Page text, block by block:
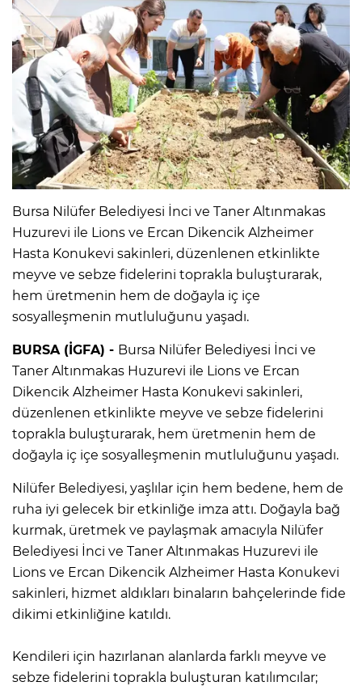
Bursa Nilüfer Belediyesi İnci ve Taner Altınmakas
Huzurevi ile Lions ve Ercan Dikencik Alzheimer
Hasta Konukevi sakinleri, düzenlenen etkinlikte
meyve ve sebze fidelerini toprakla buluşturarak,
hem üretmenin hem de doğayla iç içe
sosyalleşmenin mutluluğunu yaşadı.
BURSA (İGFA) - Bursa Nilüfer Belediyesi İnci ve
Taner Altınmakas Huzurevi ile Lions ve Ercan
Dikencik Alzheimer Hasta Konukevi sakinleri,
düzenlenen etkinlikte meyve ve sebze fidelerini
toprakla buluşturarak, hem üretmenin hem de
doğayla iç içe sosyalleşmenin mutluluğunu yaşadı.
Nilüfer Belediyesi, yaşlılar için hem bedene, hem de
ruha iyi gelecek bir etkinliğe imza attı. Doğayla bağ
kurmak, üretmek ve paylaşmak amacıyla Nilüfer
Belediyesi İnci ve Taner Altınmakas Huzurevi ile
Lions ve Ercan Dikencik Alzheimer Hasta Konukevi
sakinleri, hizmet aldıkları binaların bahçelerinde fide
dikimi etkinliğine katıldı.
Kendileri için hazırlanan alanlarda farklı meyve ve
sebze fidelerini toprakla buluşturan katılımcılar;